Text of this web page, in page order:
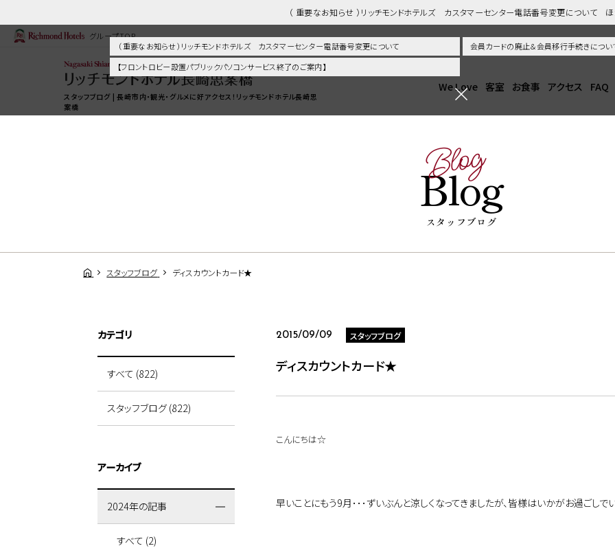
（ 重要なお知らせ ）リッチモンドホテルズ カスタマーセンター電話番号変更について
（ 重要なお知らせ ）リッチモンドホテルズ カスタマーセンター電話番号変更について
会員カードの廃止＆会員移行手続きについ
【フロントロビー設置パブリックパソコンサービス終了のご案内】
グループTOP
スタッフブログ | 長崎市内・観光・グルメに好アクセス！リッチモンドホテル長崎思
案橋
We Love 客室 お食事 アクセス FAQ
Blog
Blog
スタッフブログ
スタッフブログ ディスカウントカード★
2015/09/09 スタッフブログ
ディスカウントカード★
こんにちは☆
早いことにもう9月･･･ずいぶんと涼しくなってきましたが、皆様はいかがお過ごしでい
カテゴリ
すべて (822)
スタッフブログ (822)
アーカイブ
2024年の記事
すべて (2)